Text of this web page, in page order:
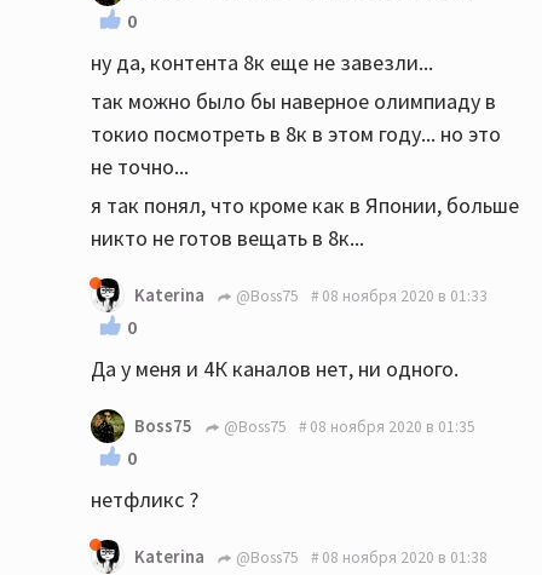
0
ну да, контента 8к еще не завезли...
так можно было бы наверное олимпиаду в
токио посмотреть в 8к в этом году... но это
не точно...
я так понял, что кроме как в Японии, больше
никто не готов вещать в 8к...
Katerina @Boss75 08 ноября 2020 в 01:33
0
Да у меня и 4К каналов нет, ни одного.
Boss75 @Boss75 08 ноября 2020 в 01:35
0
нетфликс ?
Katerina @Boss75 08 ноября 2020 в 01:38